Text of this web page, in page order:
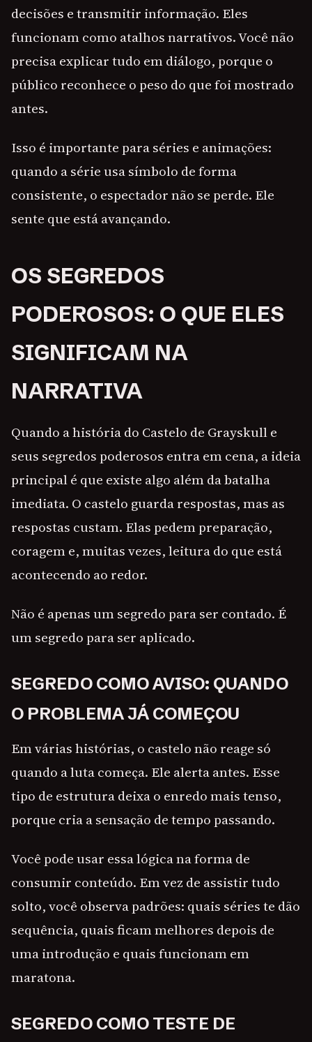
decisões e transmitir informação. Eles
funcionam como atalhos narrativos. Você não
precisa explicar tudo em diálogo, porque o
público reconhece o peso do que foi mostrado
antes.
Isso é importante para séries e animações:
quando a série usa símbolo de forma
consistente, o espectador não se perde. Ele
sente que está avançando.
OS SEGREDOS
PODEROSOS: O QUE ELES
SIGNIFICAM NA
NARRATIVA
Quando a história do Castelo de Grayskull e
seus segredos poderosos entra em cena, a ideia
principal é que existe algo além da batalha
imediata. O castelo guarda respostas, mas as
respostas custam. Elas pedem preparação,
coragem e, muitas vezes, leitura do que está
acontecendo ao redor.
Não é apenas um segredo para ser contado. É
um segredo para ser aplicado.
SEGREDO COMO AVISO: QUANDO
O PROBLEMA JÁ COMEÇOU
Em várias histórias, o castelo não reage só
quando a luta começa. Ele alerta antes. Esse
tipo de estrutura deixa o enredo mais tenso,
porque cria a sensação de tempo passando.
Você pode usar essa lógica na forma de
consumir conteúdo. Em vez de assistir tudo
solto, você observa padrões: quais séries te dão
sequência, quais ficam melhores depois de
uma introdução e quais funcionam em
maratona.
SEGREDO COMO TESTE DE